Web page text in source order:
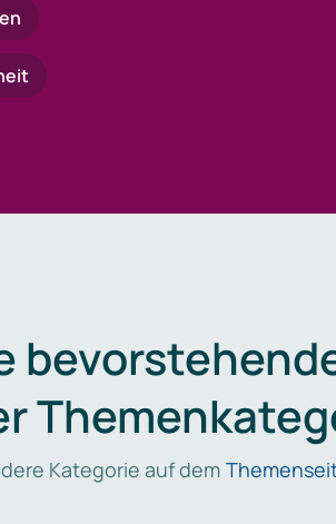
Kategorie auf dem